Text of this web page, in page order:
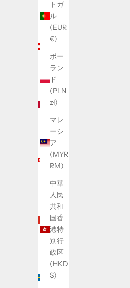
トガ
ル
(EUR
€)
ポー
ラン
ド
(PLN
zł)
マレ
ーシ
ア
(MYR
RM)
中華
人民
共和
国香
港特
別行
政区
(HKD
$)
$)
オー
スト
(EUR
€)
カナ
ダ
$)
シン
ガポ
ール
$)
スイ
ス
(CHF
CHF)
スウ
ェー
デン